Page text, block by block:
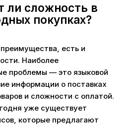
ли сложность в
покупках?
есть и
Наиболее
проблемы — это языковой
информации о поставках
и сложности с оплатой.
уже существует
которые предлагают